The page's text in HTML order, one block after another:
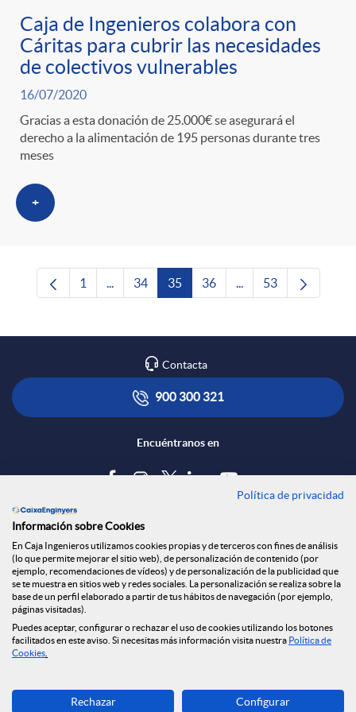
Caja de Ingenieros colabora con
Cáritas para cubrir las necesidades
de colectivos vulnerables
16/07/2020
Gracias a esta donación de 25.000€ se asegurará el
derecho a la alimentación de 195 personas durante tres
meses
+
Página
1 ...Páginas intermedias Use TAB para
Página
34 Página
35 Página
36 ...Páginas intermedias
Página
53
Contacta
900 300 321
Encuéntranos en
Tablón de anuncios
Política de cookies
Aviso legal
Seguridad Online
Privacidad
Canal denuncias
Descarga ahora
Política de privacidad
Información sobre Cookies
En Caja Ingenieros utilizamos cookies propias y de terceros con fines de análisis
(lo que permite mejorar el sitio web), de personalización de contenido (por
ejemplo, recomendaciones de vídeos) y de personalización de la publicidad que
se te muestra en sitios web y redes sociales. La personalización se realiza sobre la
base de un perfil elaborado a partir de tus hábitos de navegación (por ejemplo,
páginas visitadas).
Puedes aceptar, configurar o rechazar el uso de cookies utilizando los botones
facilitados en este aviso. Si necesitas más información visita nuestra Política de
Cookies
Rechazar Configurar